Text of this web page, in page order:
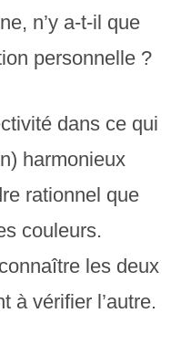
n’y a-t-il que
personnelle ?
dans ce qui
harmonieux
rationnel que
couleurs.
les deux
à vérifier l’autre.